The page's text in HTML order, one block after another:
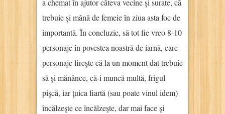
a chemat în ajutor câteva vecine şi surate, că
trebuie şi mână de femeie în ziua asta foc de
importantă. În concluzie, să tot fie vreo 8-10
personaje în povestea noastră de iarnă, care
personaje fireşte că la un moment dat trebuie
să şi mănânce, că-i muncă multă, frigul
pişcă, iar ţuica fiartă (sau poate vinul idem)
încălzeşte ce încălzeşte, dar mai face şi